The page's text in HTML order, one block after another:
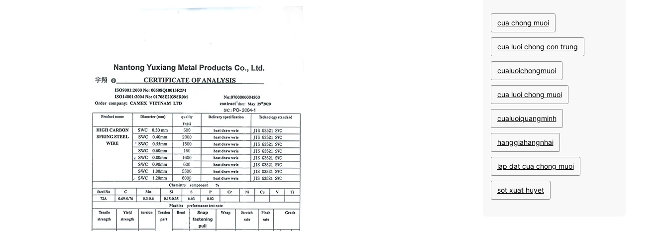
cua chong muoi
cua luoi chong con trung
cualuoichongmuoi
cua luoi chong muoi
cualuoiquangminh
hanggiahangnhai
lap dat cua chong muoi
sot xuat huyet